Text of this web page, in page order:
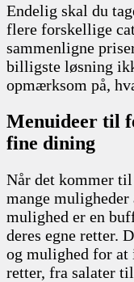
Endelig skal du
flere forskellige
sammenligne
billigste løsning
opmærksom på,
Menuideer til
fine dining
Når det kommer
mange
mulighed er en
deres egne retter.
og mulighed for at
retter, fra salater